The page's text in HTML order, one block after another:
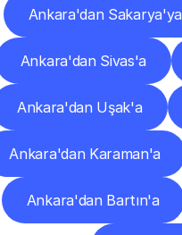
Ankara'dan Sakarya'ya
Ankara'dan Sivas'a
Ankara'dan Uşak'a
Ankara'dan Karaman'a
Ankara'dan Bartın'a